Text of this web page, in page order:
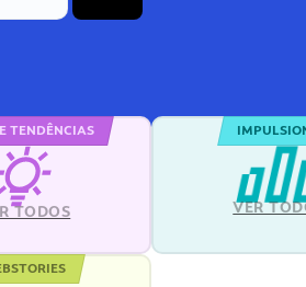
TENDÊNCIAS
TODOS VER